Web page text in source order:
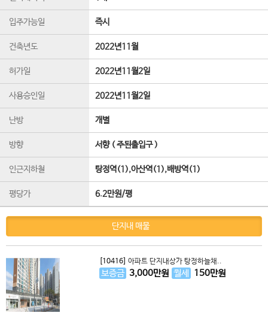
입주가능일 즉시
건축년도 2022년11월
허가일 2022년11월2일
사용승인일 2022년11월2일
난방 개별
방향 서향 ( 주된출입구 )
인근지하철 탕정역(1),아산역(1),배방역(1)
평당가 6.2만원/평
단지내 매물
[10416] 아파트 단지내상가 탕정하늘채..
보증금 3,000만원 월세 150만원